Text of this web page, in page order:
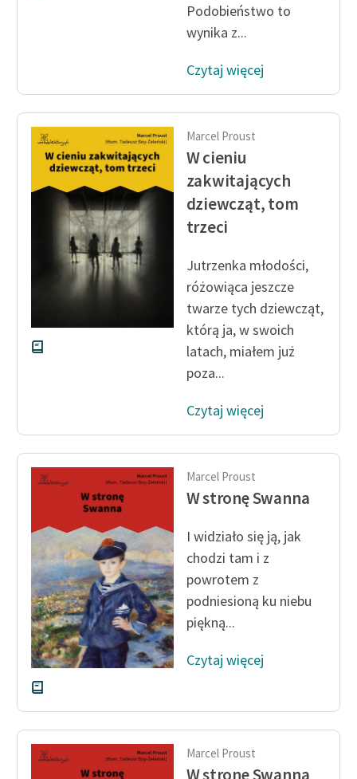
twórców przechodzących
do domeny publicznej,
lektur szkolnych oraz
Starego Testamentu
Odkurzamy bohaterów
Szkoła Poezji Wolnych
Kontakt
Zasady wykorzystania
Wolnych Lektur
Materiały promocyjne
Polityka prywatności
Regulamin biblioteki
Dane fundacji i
sprawozdania finansowe
Regulamin darowizn
Informacja o treściach
wrażliwych
Deklaracja dostępności
Podobieństwo to
wynika z...
Czytaj więcej
Marcel Proust
W cieniu
zakwitających
dziewcząt, tom
trzeci
Jutrzenka młodości,
różowiąca jeszcze
twarze tych dziewcząt,
którą ja, w swoich
latach, miałem już
poza...
Czytaj więcej
Marcel Proust
W stronę Swanna
I widziało się ją, jak
chodzi tam i z
powrotem z
podniesioną ku niebu
piękną...
Czytaj więcej
Marcel Proust